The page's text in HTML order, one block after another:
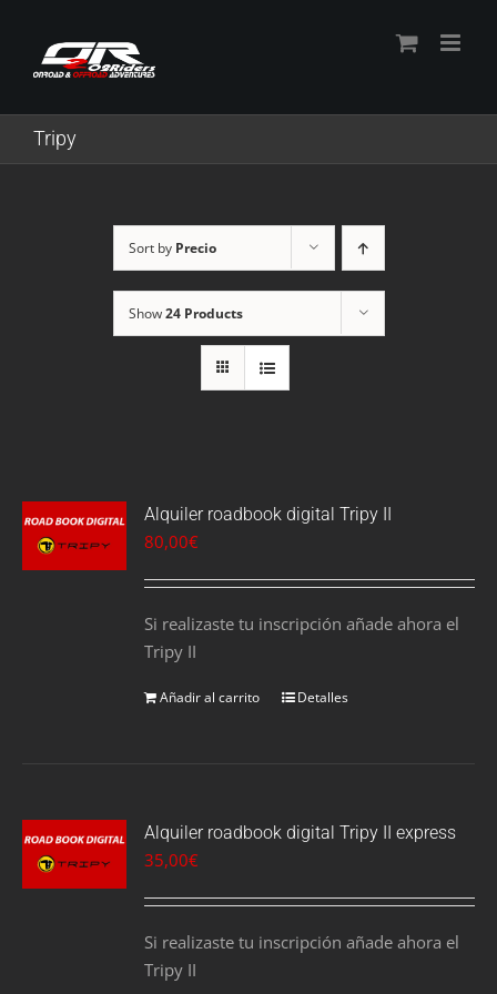
content
Tripy
Sort by Precio
Show24 Products
Alquiler roadbook digital Tripy II
80,00€
Si realizaste tu inscripción añade ahora el
Tripy II
Añadir al carrito Detalles
Alquiler roadbook digital Tripy II express
35,00€
Si realizaste tu inscripción añade ahora el
Tripy II